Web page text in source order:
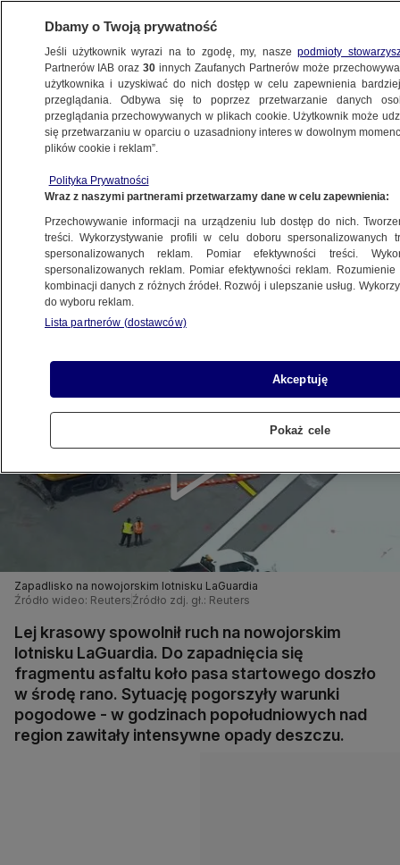
METEO
ŚWIAT
Odwołano setki lotów
Agnieszka Stradecka
21.05.2026, 07:58
Posłuchaj artykułu
Czyta lektor AI
Zapadlisko na nowojorskim lotnisku LaGuardia
Źródło wideo: Reuters Źródło zdj. gł.: Reuters
Lej krasowy spowolnił ruch na nowojorskim
lotnisku LaGuardia. Do zapadnięcia się
fragmentu asfaltu koło pasa startowego doszło
w środę rano. Sytuację pogorszyły warunki
pogodowe - w godzinach popołudniowych nad
region zawitały intensywne opady deszczu.
Dbamy o Twoją prywatność
Jeśli użytkownik wyrazi na to zgodę, my, naszepodmioty
Partnerów IAB oraz30 innych Zaufanych Partnerów może
użytkownika i uzyskiwać do nich dostęp w celu zapewnienia
przeglądania. Odbywa się to poprzez przetwarzanie danych
przeglądania przechowywanych w plikach cookie. Użytkownik może
się przetwarzaniu w oparciu o uzasadniony interes w dowolnym
plików cookie i reklam”.
Polityka Prywatności
Wraz z naszymi partnerami przetwarzamy dane w celu zapewnienia:
Przechowywanie informacji na urządzeniu lub dostęp do nich.
treści. Wykorzystywanie profili w celu doboru spersonalizowanych
spersonalizowanych reklam. Pomiar efektywności treści.
spersonalizowanych reklam. Pomiar efektywności reklam.
kombinacji danych z różnych źródeł. Rozwój i ulepszanie usług.
do wyboru reklam.
Lista partnerów (dostawców)
Akceptuję
Pokaż cele